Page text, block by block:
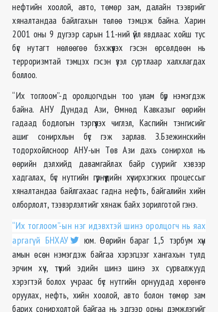
нефтийн хоолой, авто, төмөр зам, далайн тээврийг
хяналтандаа байлгахын төлөө тэмцэж байна. Харин
2001 оны 9 дугээр сарын 11-ний үйл явдлаас хойш тус
бүс нутагт нөлөөгөө бэхжүүлэх гэсэн өрсөлдөөн нь
терроризмтай тэмцэх гэсэн үзэл суртлаар халхлагдах
боллоо.
“Их тоглоом”-д оролцогчдын тоо улам бүр нэмэгдэж
байна. АНУ Дундад Ази, Өмнөд Кавказыг өөрийн
гадаад бодлогын тэргүүлэх чиглэл, Каспийн тэнгисийг
ашиг сонирхлын бүс гэж зарлав. З.Бзежинскийн
тодорхойлсноор АНУ-ын Төв Ази дахь сонирхол нь
өөрийн дэлхийд давамгайлах байр суурийг хэвээр
хадгалах, бүс нутгийн гүрнүүдийн хүчирхэгжих процессыг
хяналтандаа байлгахаас гадна нефть, байгалийн хийн
олборлолт, тээвэрлэлтийг хянаж байх зорилготой гэнэ.
“Их тоглоом”-ын нэг идэвхтэй шинэ оролцогч нь яах
аргагүй БНХАУ
юм. Өөрийн бараг 1,5 тэрбум хүн
амын өсөн нэмэгдэж байгаа хэрэгцээг хангахын тулд
эрчим хүч, түүхий эдийн шинэ шинэ эх сурвалжууд
хэрэгтэй болох учраас бүс нутгийн орнуудад хөрөнгө
оруулах, нефть, хийн хоолой, авто болон төмөр зам
барих сонирхолтой байгаа нь эдгээр орны дэмжлэгийг